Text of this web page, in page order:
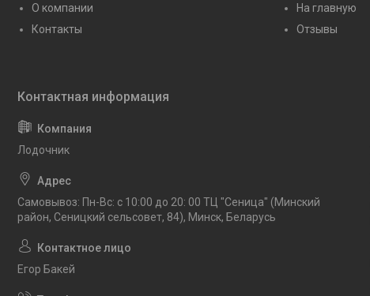
О компании
Контакты
На главную
Отзывы
Лодочник
Самовывоз: Пн-Вс: с 10:00 до 20: 00 ТЦ "Сеница" (Минский
район, Сеницкий сельсовет, 84), Минск, Беларусь
Егор Бакей